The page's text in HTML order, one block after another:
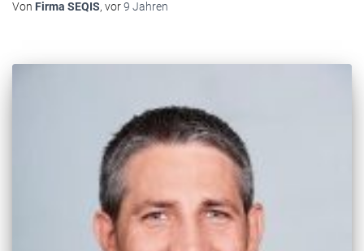
Von Firma SEQIS, vor9 Jahren